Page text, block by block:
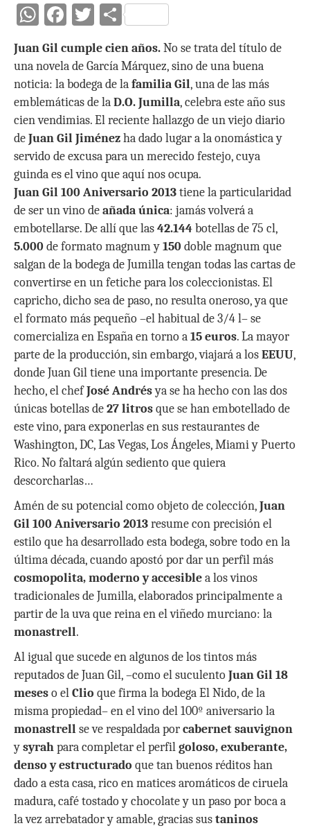
W
h
at
s
A
p
p
F
e
b
o
o
k
T
w
itt
er
C
m
p
ar
ti
r
Juan Gil cumple cien años.No se trata del título de
una novela de García Márquez, sino de una buena
noticia: la bodega de lafamilia Gil, una de las más
emblemáticas de laD.O. Jumilla, celebra este año sus
cien vendimias. El reciente hallazgo de un viejo diario
deJuan Gil Jiménezha dado lugar a la onomástica y
servido de excusa para un merecido festejo, cuya
guinda es el vino que aquí nos ocupa.
Juan Gil 100 Aniversario 2013tiene la particularidad
de ser un vino deañada única: jamás volverá a
embotellarse. De allí que las42.144botellas de 75 cl,
5.000de formato magnum y150doble magnum que
salgan de la bodega de Jumilla tengan todas las cartas de
convertirse en un fetiche para los coleccionistas. El
capricho, dicho sea de paso, no resulta oneroso, ya que
el formato más pequeño –el habitual de 3/4 l– se
comercializa en España en torno a15 euros. La mayor
parte de la producción, sin embargo, viajará a losEEUU,
donde Juan Gil tiene una importante presencia. De
hecho, el chefJosé Andrésya se ha hecho con las dos
únicas botellas de27 litrosque se han embotellado de
este vino, para exponerlas en sus restaurantes de
Washington, DC, Las Vegas, Los Ángeles, Miami y Puerto
Rico. No faltará algún sediento que quiera
descorcharlas…
Amén de su potencial como objeto de colección,Juan
Gil 100 Aniversario 2013resume con precisión el
estilo que ha desarrollado esta bodega, sobre todo en la
última década, cuando apostó por dar un perfil más
cosmopolita, moderno y accesiblea los vinos
tradicionales de Jumilla, elaborados principalmente a
partir de la uva que reina en el viñedo murciano: la
monastrell.
Al igual que sucede en algunos de los tintos más
reputados de Juan Gil, –como el suculentoJuan Gil 18
meseso elClio que firma la bodega El Nido, de la
misma propiedad– en el vino del 100º aniversario la
monastrellse ve respaldada porcabernet sauvignon
ysyrahpara completar el perfilgoloso, exuberante,
denso y estructurado que tan buenos réditos han
dado a esta casa, rico en matices aromáticos de ciruela
madura, café tostado y chocolate y un paso por boca a
la vez arrebatador y amable, gracias sustaninos